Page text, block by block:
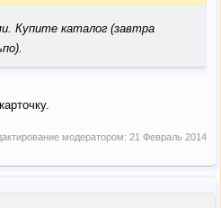
Купите каталог (завтра
модератором: 21 Февраль 2014